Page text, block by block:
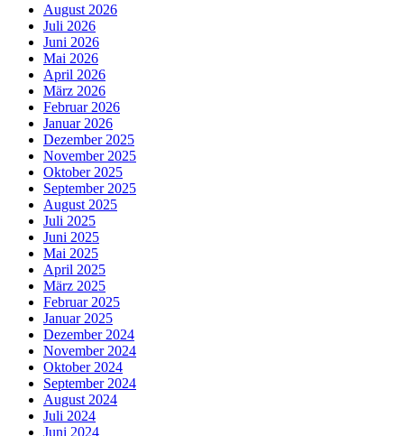
August 2026
Juli 2026
Juni 2026
Mai 2026
April 2026
März 2026
Februar 2026
Januar 2026
Dezember 2025
November 2025
Oktober 2025
September 2025
August 2025
Juli 2025
Juni 2025
Mai 2025
April 2025
März 2025
Februar 2025
Januar 2025
Dezember 2024
November 2024
Oktober 2024
September 2024
August 2024
Juli 2024
Juni 2024